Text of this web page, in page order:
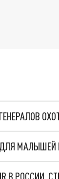
МАЛЫШЕЙ